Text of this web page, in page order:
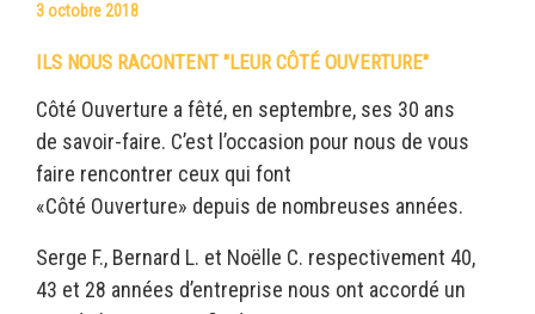
3 octobre 2018
ILS NOUS RACONTENT "LEUR CÔTÉ OUVERTURE"
Côté Ouverture a fêté, en septembre, ses 30 ans
de savoir-faire. C’est l’occasion pour nous de vous
faire rencontrer ceux qui font
«Côté Ouverture» depuis de nombreuses années.
Serge F., Bernard L. et Noëlle C. respectivement 40,
43 et 28 années d’entreprise nous ont accordé un